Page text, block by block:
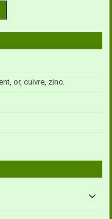
or, cuivre, zinc.